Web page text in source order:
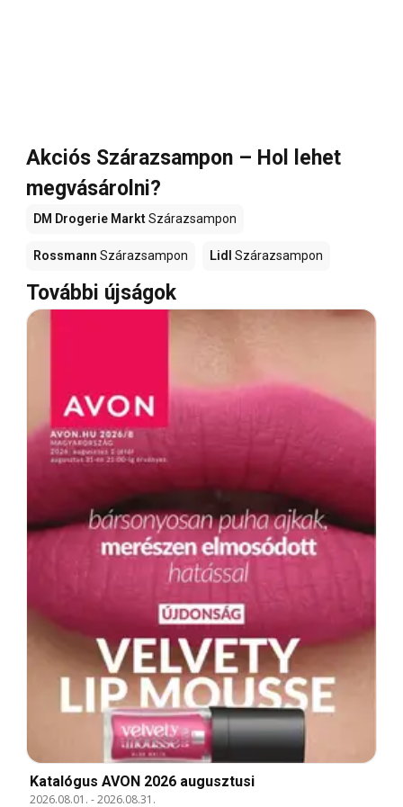
Akciós Szárazsampon – Hol lehet
megvásárolni?
DM Drogerie MarktSzárazsampon
Rossmann Szárazsampon Lidl Szárazsampon
További újságok
Katalógus AVON 2026 augusztusi
2026.08.01. -2026.08.31.